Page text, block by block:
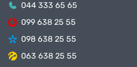
044 333 65 65
099 638 25 55
098 638 25 55
063 638 25 55